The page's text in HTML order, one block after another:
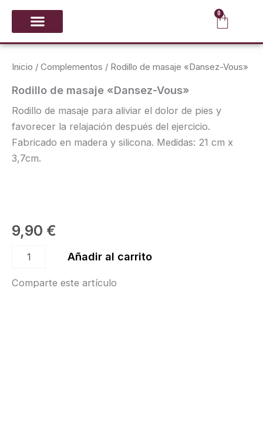
0
Inicio / Complementos / Rodillo de masaje «Dansez-Vous»
Rodillo de masaje «Dansez-Vous»
Rodillo de masaje para aliviar el dolor de pies y
favorecer la relajación después del ejercicio.
Fabricado en madera y silicona. Medidas: 21 cm x
3,7cm.
9,90 €
"Dansez-
Añadir al carrito
Comparte este artículo